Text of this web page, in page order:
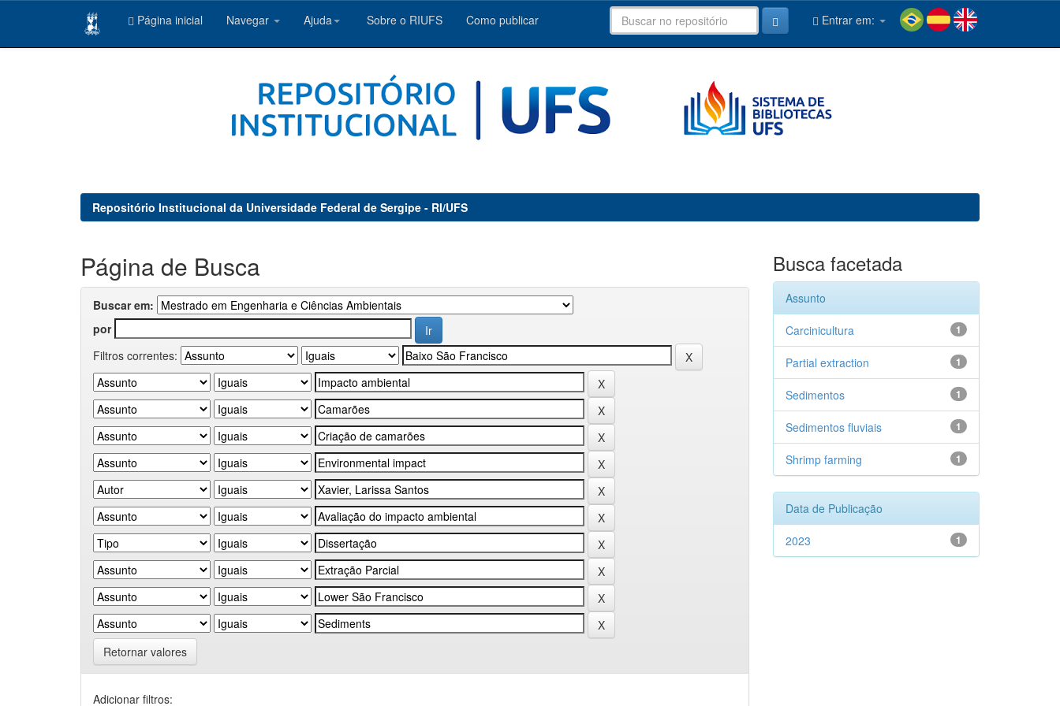
Página inicial Navegar Ajuda Sobre o RIUFS Como publicar Entrar em:
Repositório Institucional da Universidade Federal de Sergipe - RI/UFS
Página de Busca
Buscar em:
por
Filtros correntes:
Retornar valores
Adicionar filtros:
Busca facetada
Assunto
1
Carcinicultura
1
Partial extraction
1
Sedimentos
1
Sedimentos fluviais
1
Shrimp farming
Data de Publicação
1
2023